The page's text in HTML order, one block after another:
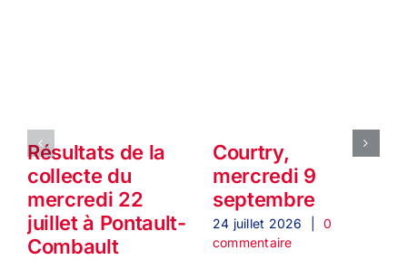
Résultats de la
collecte du
mercredi 22
juillet à Pontault-
Combault
Courtry,
mercredi 9
septembre
24 juillet 2026
0
commentaire